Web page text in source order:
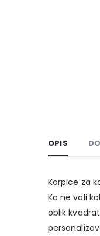
OPIS
Korpice za
Ko ne voli
oblik